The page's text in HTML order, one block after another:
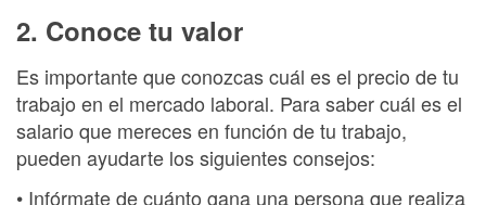
2. Conoce tu valor
Es importante que conozcas cuál es el precio de tu
trabajo en el mercado laboral. Para saber cuál es el
salario que mereces en función de tu trabajo,
pueden ayudarte los siguientes consejos:
• Infórmate de cuánto gana una persona que realiza